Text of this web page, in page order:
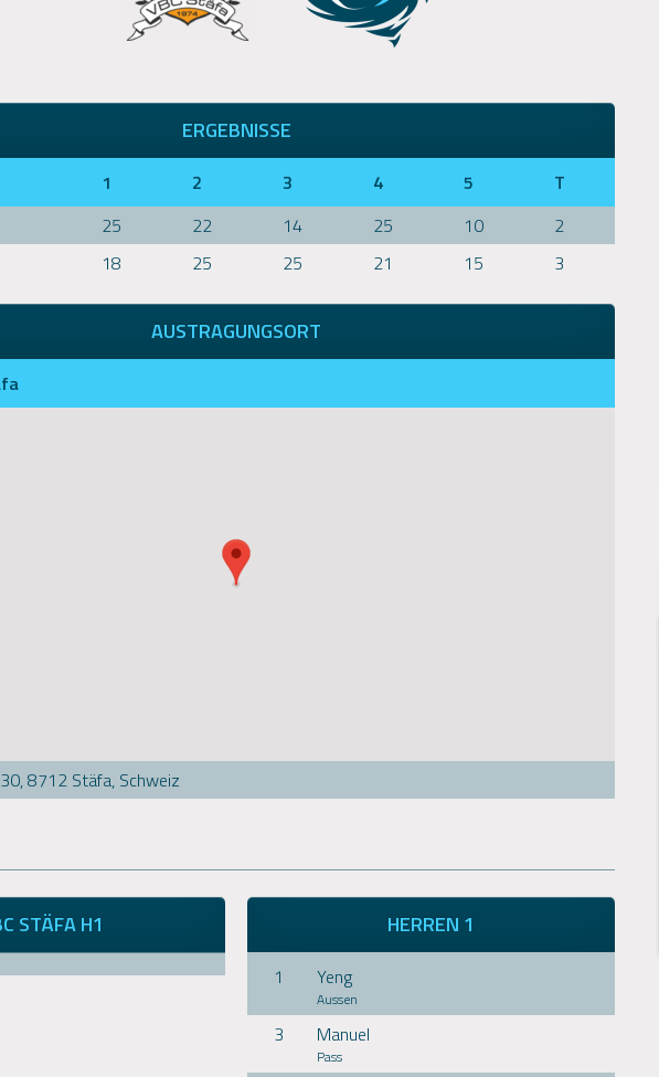
ERGEBNISSE
1 2 3 4 5
T
25 22 14 25 10
2
18 25 25 21 15 3
AUSTRAGUNGSORT
8712 Stäfa, Schweiz
STÄFA H1 HERREN 1
1 Yeng
Aussen
3 Manuel
Pass